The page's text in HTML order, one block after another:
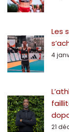
Les
4
21